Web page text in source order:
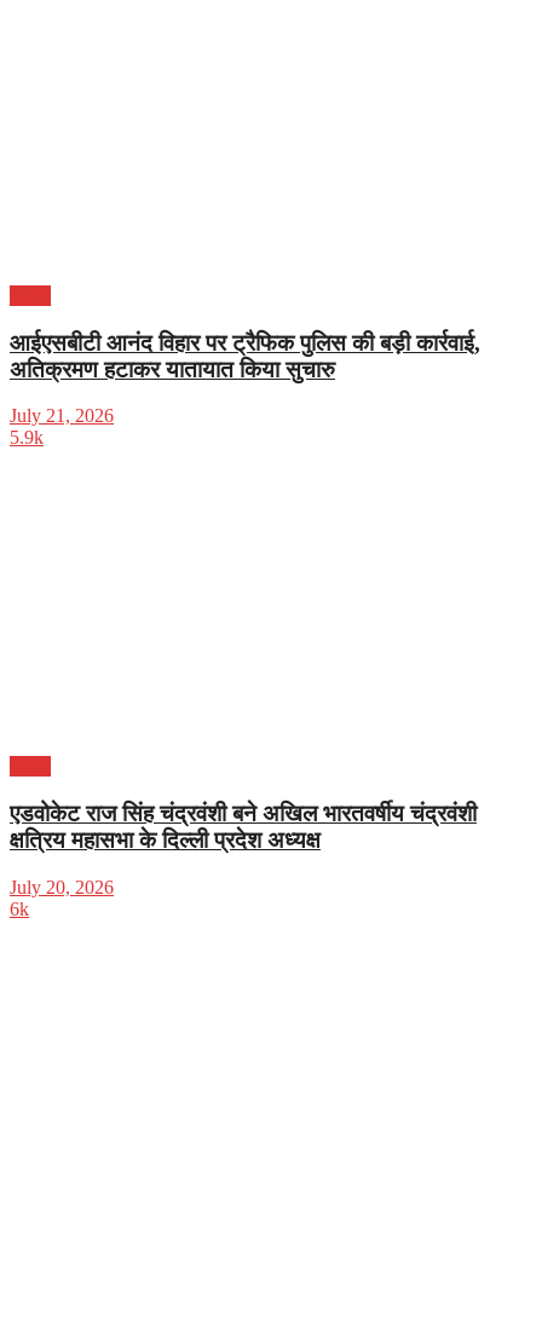
आईएसबीटी आनंद विहार पर ट्रैफिक पुलिस की बड़ी कार्रवाई,
अतिक्रमण हटाकर यातायात किया सुचारु
July 21, 2026
5.9k
एडवोकेट राज सिंह चंद्रवंशी बने अखिल भारतवर्षीय चंद्रवंशी
क्षत्रिय महासभा के दिल्ली प्रदेश अध्यक्ष
July 20, 2026
6k